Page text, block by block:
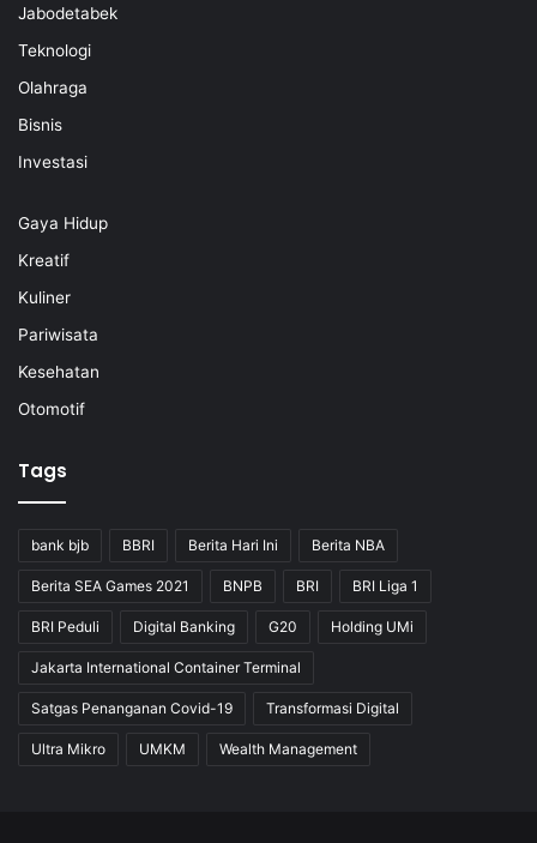
Jabodetabek
Teknologi
Olahraga
Bisnis
Investasi
Gaya Hidup
Kreatif
Kuliner
Pariwisata
Kesehatan
Otomotif
Tags
bank bjb BBRI Berita Hari Ini Berita NBA
Berita SEA Games 2021 BNPB BRI BRI Liga 1
BRI Peduli Digital Banking G20 Holding UMi
Jakarta International Container Terminal
Satgas Penanganan Covid-19 Transformasi Digital
Ultra Mikro UMKM Wealth Management